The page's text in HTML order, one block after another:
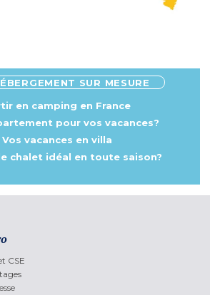
SUR MESURE
en camping en France
pour vos vacances?
Vos vacances en villa
chalet idéal en toute saison?
CSE